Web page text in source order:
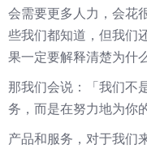
会需要更多人力，会
些我们都知道，但我们
果一定要解释清楚为什
那我们会说：「我们不
务，而是在努力地为你
产品和服务，对于我们